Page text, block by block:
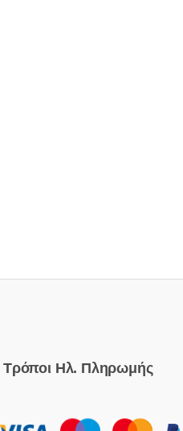
Τρόποι Ηλ. Πληρωμής